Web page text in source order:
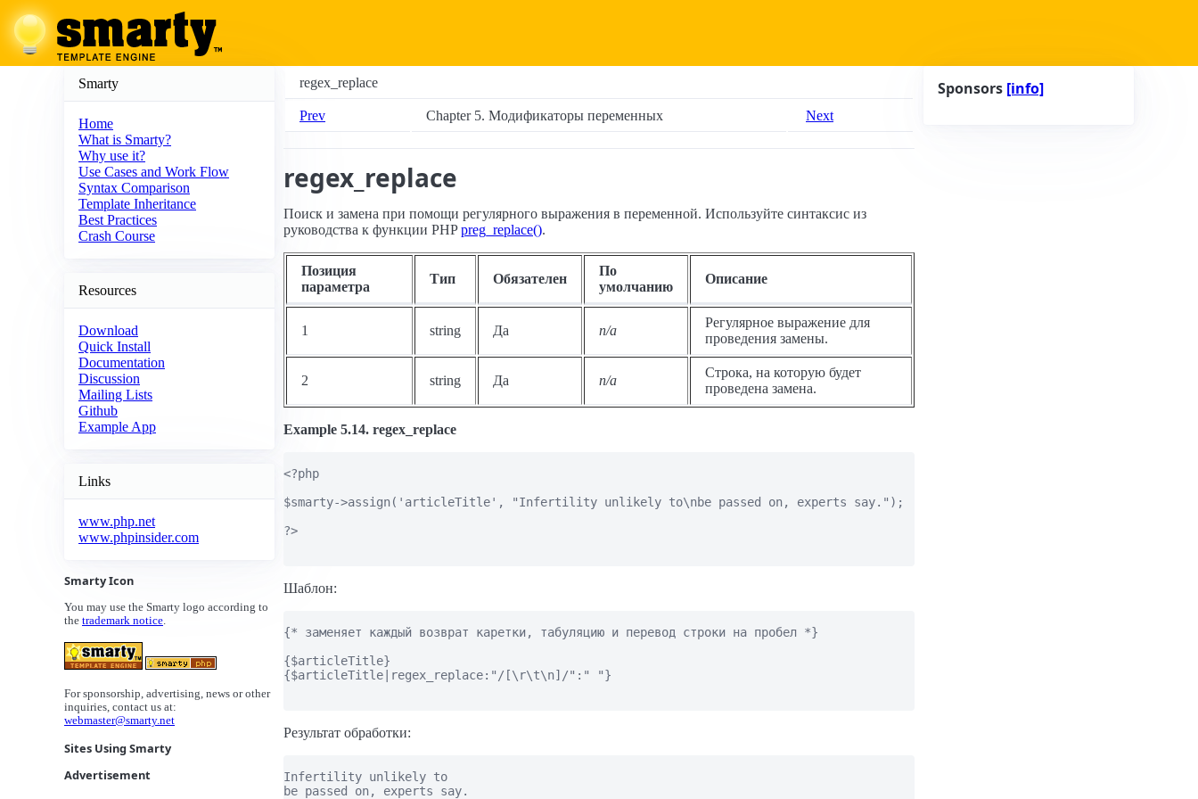
Smarty
Home
What is Smarty?
Why use it?
Use Cases and Work Flow
Syntax Comparison
Template Inheritance
Best Practices
Crash Course
Resources
Download
Quick Install
Documentation
Discussion
Mailing Lists
Github
Example App
Links
www.php.net
www.phpinsider.com
Smarty Icon
You may use the Smarty logo according to
the trademark notice.
For sponsorship, advertising, news or other
inquiries, contact us at:
webmaster@smarty.net
Sites Using Smarty
Advertisement
regex_replace
Prev Chapter 5. Модификаторы переменных Next
regex_replace
Поиск и замена при помощи регулярного выражения в переменной. Используйте синтаксис из
руководства к функции PHPpreg_replace().
Позиция
параметра
Тип Обязателен
По
умолчанию
Описание
1 string Да n/a
Регулярное выражение для
проведения замены.
2 string Да n/a
Строка, на которую будет
проведена замена.
Example 5.14. regex_replace
<?php
$smarty->assign('articleTitle', "Infertility unlikely to\nbe passed on, experts say.");
?>
Шаблон:
{* заменяет каждый возврат каретки, табуляцию и перевод строки на пробел *}
{$articleTitle}
{$articleTitle|regex_replace:"/[\r\t\n]/":" "}
Результат обработки:
Infertility unlikely to
be passed on, experts say.
Sponsors [info]